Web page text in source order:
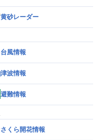
黄砂レーダー
台風情報
津波情報
避難情報
さくら開花情報